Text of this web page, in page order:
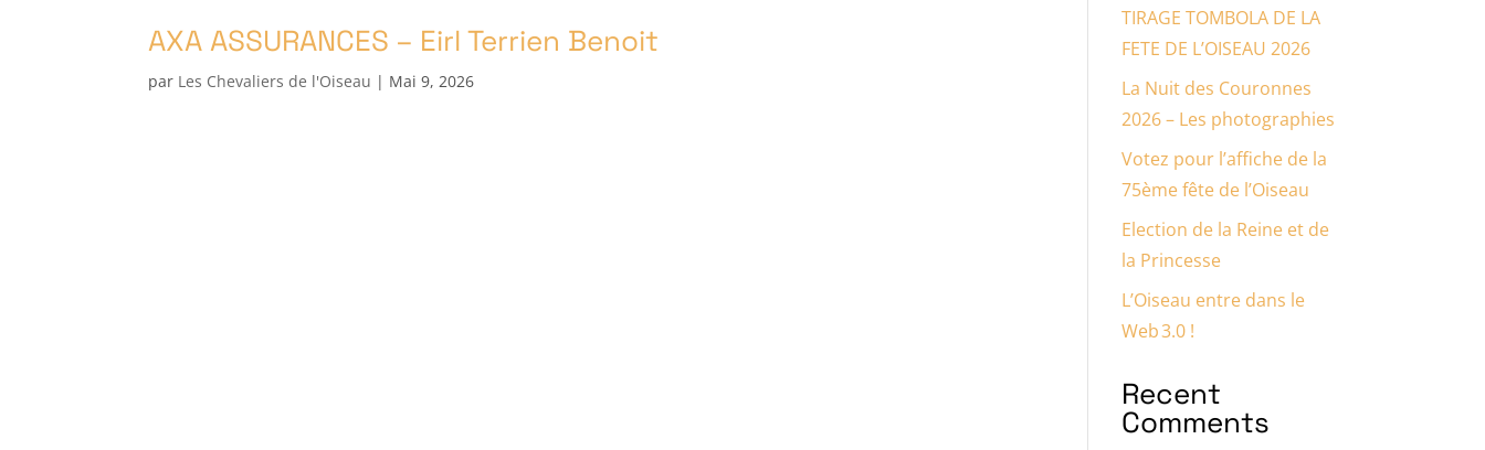
AXA ASSURANCES – Eirl Terrien Benoit
par Les Chevaliers de l'Oiseau | Mai 9, 2026
TIRAGE TOMBOLA DE LA
FETE DE L’OISEAU 2026
La Nuit des Couronnes
2026 – Les photographies
Votez pour l’affiche de la
75ème fête de l’Oiseau
Election de la Reine et de
la Princesse
L’Oiseau entre dans le
Web 3.0 !
Recent
Comments